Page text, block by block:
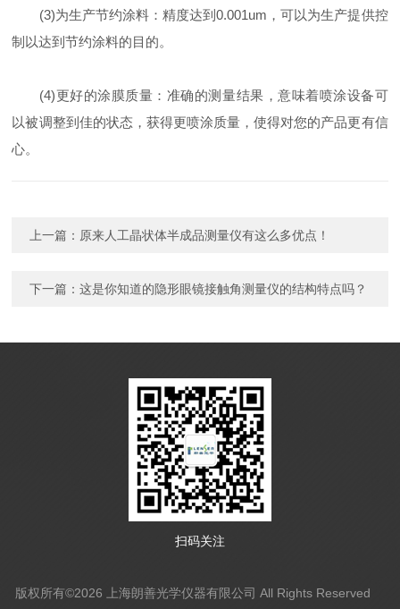
(3)为生产节约涂料：精度达到0.001um，可以为生产提供控
制以达到节约涂料的目的。
(4)更好的涂膜质量：准确的测量结果，意味着喷涂设备可
以被调整到佳的状态，获得更喷涂质量，使得对您的产品更有信
心。
上一篇： 原来人工晶状体半成品测量仪有这么多优点！
下一篇：这是你知道的隐形眼镜接触角测量仪的结构特点吗？
扫码关注
版权所有©2026 上海朗善光学仪器有限公司 All Rights Reserved